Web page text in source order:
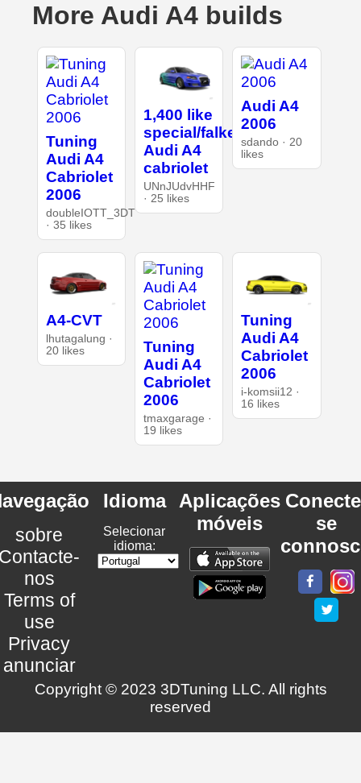
More Audi A4 builds
Tuning
Audi A4
Cabriolet
2006
doubleIOTT_3DT
· 35 likes
1,400 like
special/falken
Audi A4
cabriolet
UNnJUdvHHF
· 25 likes
Audi A4
2006
sdando · 20
likes
A4-CVT
lhutagalung ·
20 likes
Tuning
Audi A4
Cabriolet
2006
tmaxgarage ·
19 likes
Tuning
Audi A4
Cabriolet
2006
i-komsii12 ·
16 likes
sobre
nos
Terms of
use
Privacy
anunciar
Idioma
Selecionar
idioma:
Aplicações
móveis
se
Copyright © 2023 3DTuning LLC. All rights
reserved